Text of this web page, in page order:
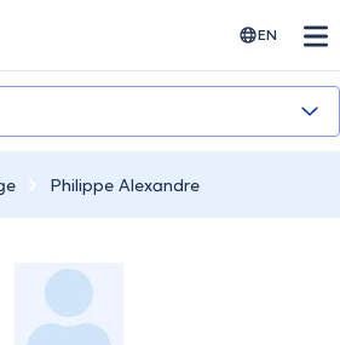
EN
Philippe Alexandre